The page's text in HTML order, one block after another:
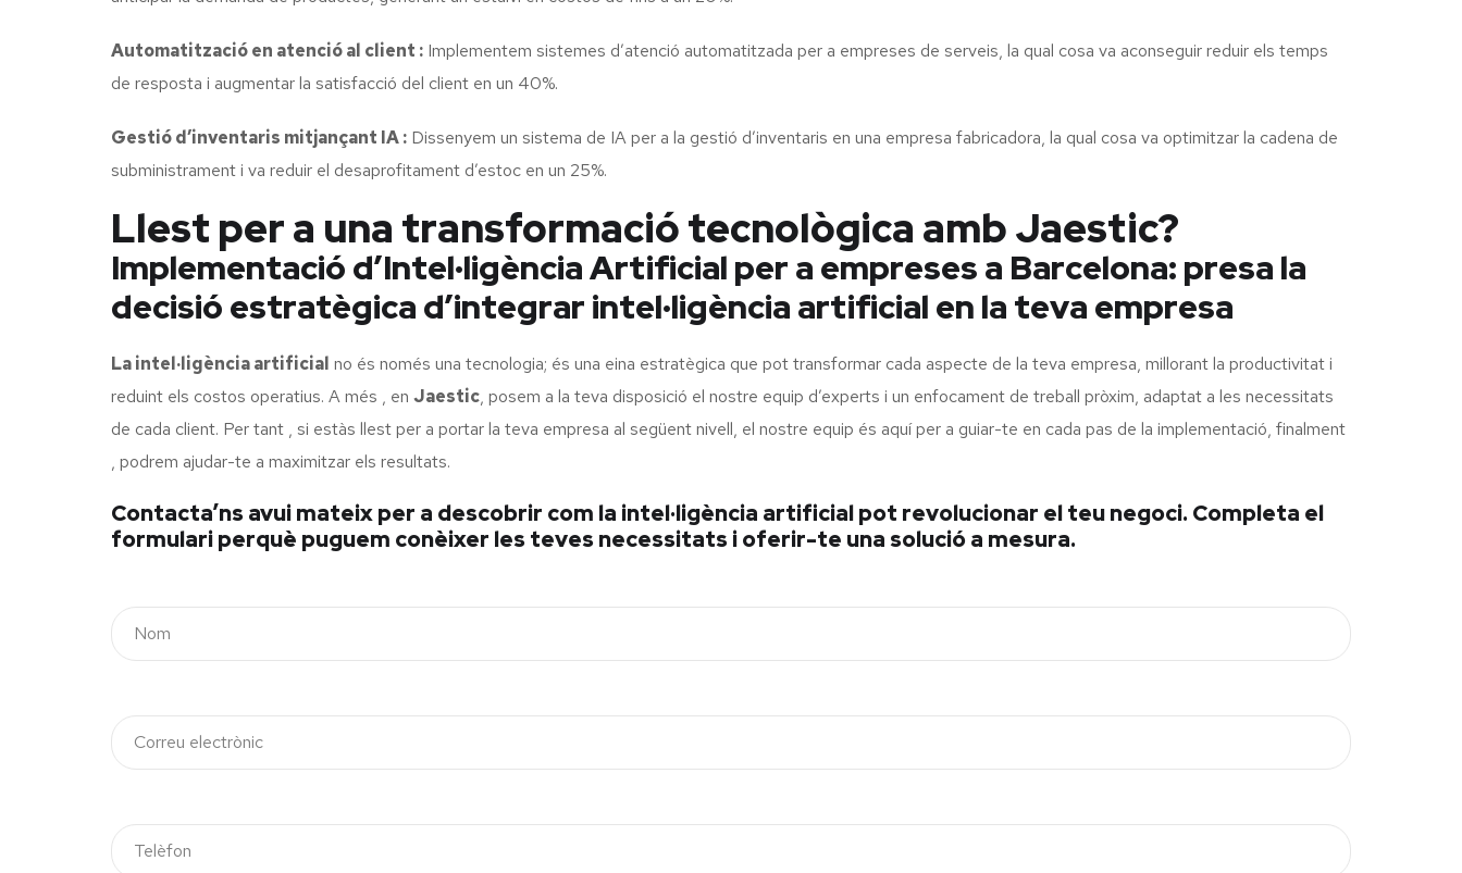
Automatització en atenció al client : Implementem sistemes d’atenció automatitzada per a empreses de serveis, la qual cosa va aconseguir reduir els temps
de resposta i augmentar la satisfacció del client en un 40%.
Gestió d’inventaris mitjançant IA : Dissenyem un sistema de IA per a la gestió d’inventaris en una empresa fabricadora, la qual cosa va optimitzar la cadena de
subministrament i va reduir el desaprofitament d’estoc en un 25%.
Llest per a una transformació tecnològica amb Jaestic?
Implementació d’Intel·ligència Artificial per a empreses a Barcelona: presa la
decisió estratègica d’integrar intel·ligència artificial en la teva empresa
La intel·ligència artificial no és només una tecnologia; és una eina estratègica que pot transformar cada aspecte de la teva empresa, millorant la productivitat i
reduint els costos operatius. A més , en Jaestic, posem a la teva disposició el nostre equip d’experts i un enfocament de treball pròxim, adaptat a les necessitats
de cada client. Per tant , si estàs llest per a portar la teva empresa al següent nivell, el nostre equip és aquí per a guiar-te en cada pas de la implementació, finalment
, podrem ajudar-te a maximitzar els resultats.
Contacta’ns avui mateix per a descobrir com la intel·ligència artificial pot revolucionar el teu negoci. Completa el
formulari perquè puguem conèixer les teves necessitats i oferir-te una solució a mesura.